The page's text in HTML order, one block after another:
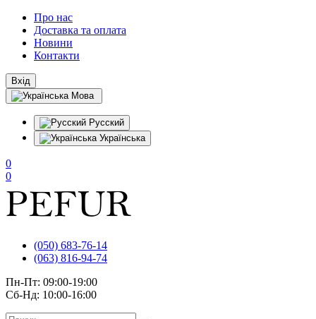
Про нас
Доставка та оплата
Новини
Контакти
Вхід
Мова
Русский
Українська
0
0
(050) 683-76-14
(063) 816-94-74
Пн-Пт: 09:00-19:00
Сб-Нд: 10:00-16:00